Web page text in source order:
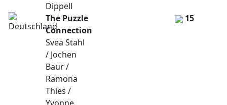
Dippell
The Puzzle
Connection
Svea Stahl
/ Jochen
Baur /
Ramona
Thies /
15